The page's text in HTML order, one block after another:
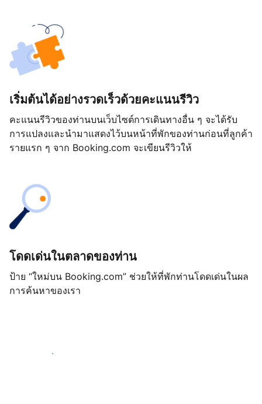
เริ่มต้นได้อย่างรวดเร็วด้วยคะแนนรีวิว
คะแนนรีวิวของท่านบนเว็บไซต์การเดินทางอื่น ๆ จะได้รับ
การแปลงและนำมาแสดงไว้บนหน้าที่พักของท่านก่อนที่ลูกค้า
รายแรก ๆ จาก Booking.com จะเขียนรีวิวให้
โดดเด่นในตลาดของท่าน
ป้าย “ใหม่บน Booking.com” ช่วยให้ที่พักท่านโดดเด่นในผล
การค้นหาของเรา
เริ่มต้นตั้งแต่วันนี้